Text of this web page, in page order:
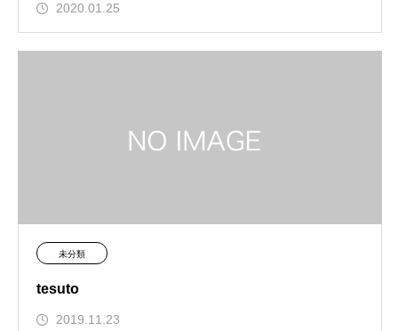
2020.01.25
未分類
tesuto
2019.11.23